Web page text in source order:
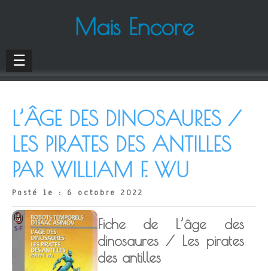
Mais Encore
☰
L’ÂGE DES DINOSAURES /
LES PIRATES DES ANTILLES
PAR WILLIAM F. WU
Posté le : 6 octobre 2022
Fiche de L’âge des
dinosaures / Les pirates
des antilles